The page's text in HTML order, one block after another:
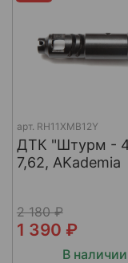
арт. RH11XMB12Y
ДТК "Штурм -
7,62, AKademia
2 180 ₽
1 390 ₽
В наличии